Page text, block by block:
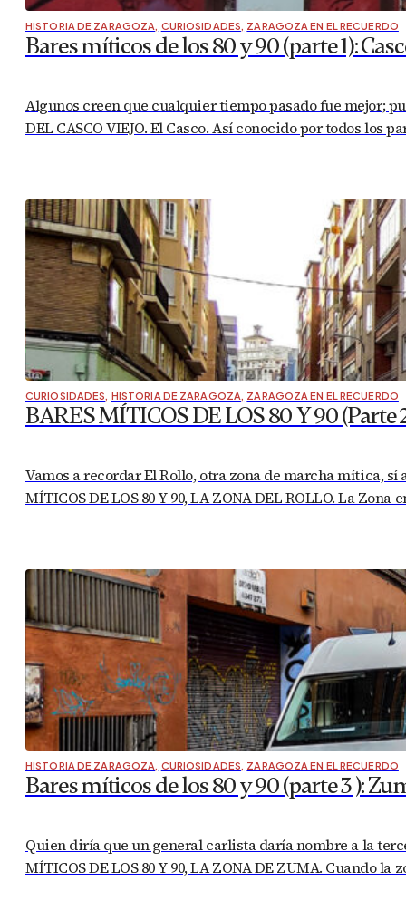
HISTORIA DE ZARAGOZA, CURIOSIDADES, ZARAGOZA EN EL RECUERDO
Bares míticos de los 80 y 90 (parte 1):
Algunos creen que cualquier tiempo pasado fue mejor;
DEL CASCO VIEJO. El Casco. Así conocido por todos
CURIOSIDADES, HISTORIA DE ZARAGOZA, ZARAGOZA EN EL RECUERDO
BARES MÍTICOS DE LOS 80 Y 90 (Parte
Vamos a recordar El Rollo, otra zona de marcha mítica,
MÍTICOS DE LOS 80 Y 90, LA ZONA DEL ROLLO. La
HISTORIA DE ZARAGOZA, CURIOSIDADES, ZARAGOZA EN EL RECUERDO
Bares míticos de los 80 y 90 (parte 3 ):
Quien diría que un general carlista daría nombre a la
MÍTICOS DE LOS 80 Y 90, LA ZONA DE ZUMA. Cuando